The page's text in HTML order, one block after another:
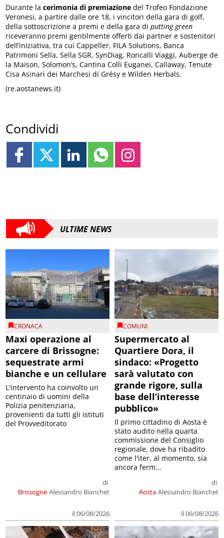
Durante lacerimonia di premiazione del Trofeo Fondazione
Veronesi, a partire dalle ore 18, i vincitori della gara di golf,
della sottoscrizione a premi e della gara diputting green
riceveranno premi gentilmente offerti dai partner e sostenitori
dell’iniziativa, tra cui Cappeller, FILA Solutions, Banca
Patrimoni Sella, Sella SGR, SynDiag, Roncalli Viaggi, Auberge de
la Maison, Solomon’s, Cantina Colli Euganei, Callaway, Tenute
Cisa Asinari dei Marchesi di Grésy e Wilden Herbals.
(re.aostanews.it)
Condividi
ULTIME NEWS
CRONACA
Maxi operazione al
carcere di Brissogne:
sequestrate armi
bianche e un cellulare
Brissogne
di
Alessandro Bianchet
il 06/08/2026
L'intervento ha coinvolto un
centinaio di uomini della
Polizia penitenziaria,
provenienti da tutti gli istituti
del Provveditorato
COMUNI
Supermercato al
Quartiere Dora, il
sindaco: «Progetto
sarà valutato con
grande rigore, sulla
base dell’interesse
pubblico»
Aosta
di
Alessandro Bianchet
il 06/08/2026
Il primo cittadino di Aosta è
stato audito nella quarta
commissione del Consiglio
regionale, dove ha ribadito
come l'iter, al momento, sia
ancora ferm...